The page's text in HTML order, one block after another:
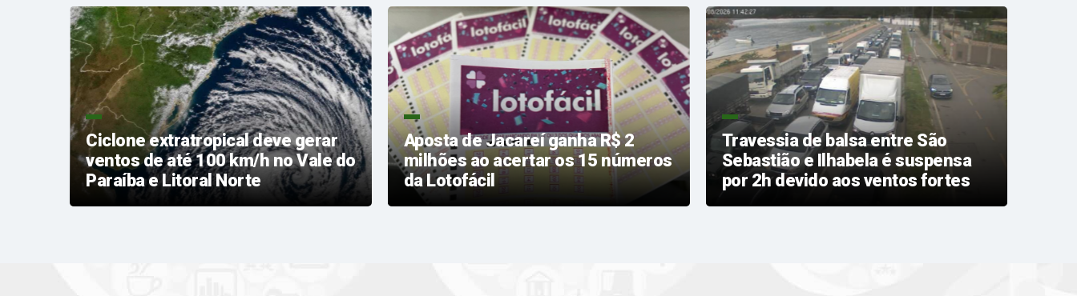
Ciclone extratropical deve gerar
ventos de até 100 km/h no Vale do
Paraíba e Litoral Norte
Aposta de Jacareí ganha R$ 2
milhões ao acertar os 15 números
da Lotofácil
Travessia de balsa entre São
Sebastião e Ilhabela é suspensa
por 2h devido aos ventos fortes